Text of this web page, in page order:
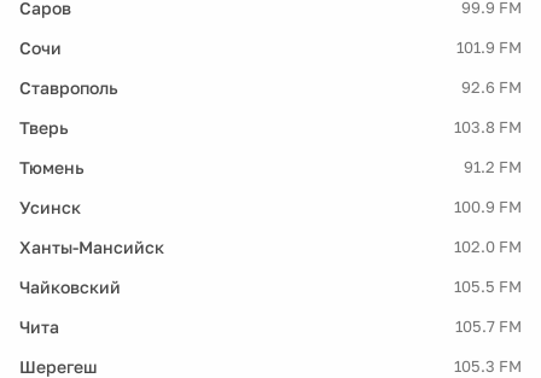
Саров 99.9 FM
Сочи 101.9 FM
Ставрополь 92.6 FM
Тверь 103.8 FM
Тюмень 91.2 FM
Усинск 100.9 FM
Ханты-Мансийск 102.0 FM
Чайковский 105.5 FM
Чита 105.7 FM
Шерегеш 105.3 FM